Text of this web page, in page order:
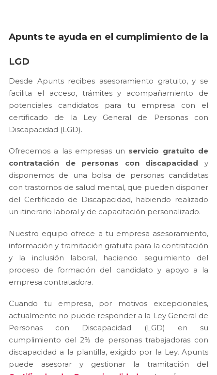
Apunts te ayuda en el cumplimiento de la
LGD
Desde Apunts recibes asesoramiento gratuito, y se
facilita el acceso, trámites y acompañamiento de
potenciales candidatos para tu empresa con el
certificado de la Ley General de Personas con
Discapacidad (LGD).
Ofrecemos a las empresas un servicio gratuito de
contratación de personas con discapacidad y
disponemos de una bolsa de personas candidatas
con trastornos de salud mental, que pueden disponer
del Certificado de Discapacidad, habiendo realizado
un itinerario laboral y de capacitación personalizado.
Nuestro equipo ofrece a tu empresa asesoramiento,
información y tramitación gratuita para la contratación
y la inclusión laboral, haciendo seguimiento del
proceso de formación del candidato y apoyo a la
empresa contratadora.
Cuando tu empresa, por motivos excepcionales,
actualmente no puede responder a la Ley General de
Personas con Discapacidad (LGD) en su
cumplimiento del 2% de personas trabajadoras con
discapacidad a la plantilla, exigido por la Ley, Apunts
puede asesorar y gestionar la tramitación del